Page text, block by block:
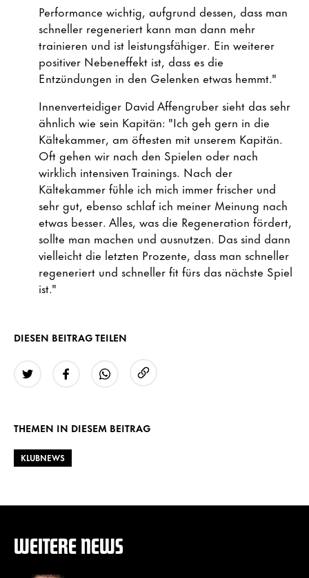
Performance wichtig, aufgrund dessen, dass man
schneller regeneriert kann man dann mehr
trainieren und ist leistungsfähiger. Ein weiterer
positiver Nebeneffekt ist, dass es die
Entzündungen in den Gelenken etwas hemmt."
Innenverteidiger David Affengruber sieht das sehr
ähnlich wie sein Kapitän: "Ich geh gern in die
Kältekammer, am öftesten mit unserem Kapitän.
Oft gehen wir nach den Spielen oder nach
wirklich intensiven Trainings. Nach der
Kältekammer fühle ich mich immer frischer und
sehr gut, ebenso schlaf ich meiner Meinung nach
etwas besser. Alles, was die Regeneration fördert,
sollte man machen und ausnutzen. Das sind dann
vielleicht die letzten Prozente, dass man schneller
regeneriert und schneller fit fürs das nächste Spiel
ist."
DIESEN BEITRAG TEILEN
THEMEN IN DIESEM BEITRAG
KLUBNEWS
WEITERE NEWS